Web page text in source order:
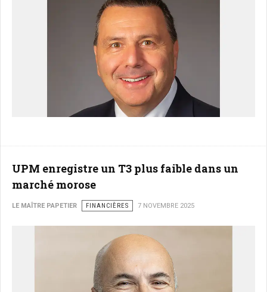
UPM enregistre un T3 plus faible dans un
marché morose
LE MAÎTRE PAPETIER FINANCIÈRES 7 NOVEMBRE 2025